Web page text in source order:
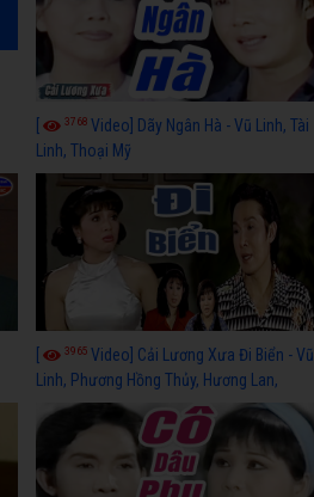
3768 Video] Dãy Ngân Hà - Vũ Linh, Tài
Linh, Thoại Mỹ
3965 Video] Cải Lương Xưa Đi Biển - Vũ
Linh, Phương Hồng Thủy, Hương Lan,
Thanh Hằng